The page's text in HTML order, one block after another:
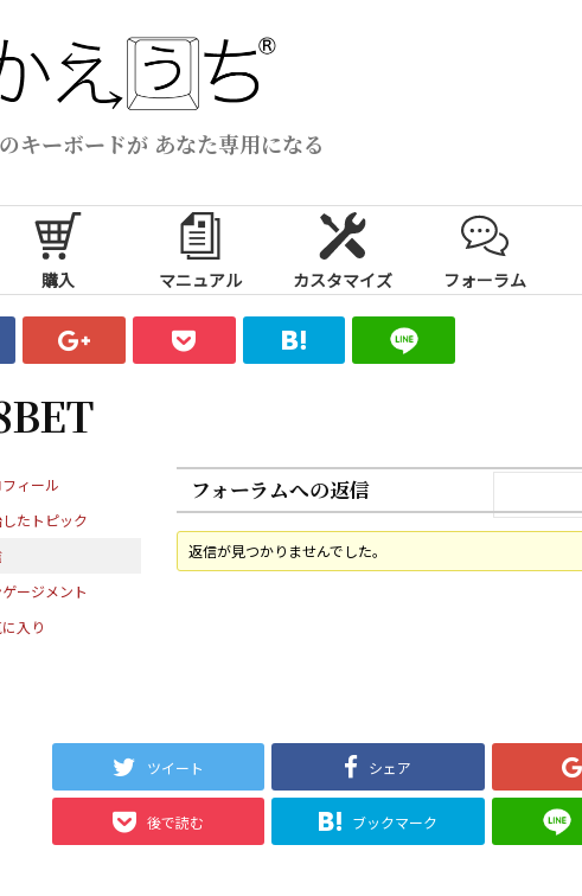
キーボードが あなた専用になる
購入 マニュアル カスタマイズ フォーラム
ィール
たトピック
ージメント
入り
フォーラムへの返信
返信が見つかりませんでした。
ツイート シェア
後で読む ブックマーク